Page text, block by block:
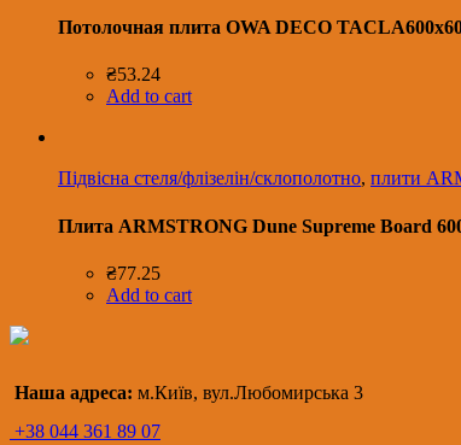
Потолочная плита OWA DECO
₴53.24
Add to cart
Підвісна стеля/флізелін/склополотно, плити
Плита ARMSTRONG Dune Supreme Board
₴77.25
Add to cart
Наша адреса: м.Київ, вул.Любомирська 3
+38 044 361 89 07